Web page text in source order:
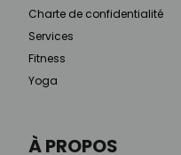
À PROPOS
Charte de confidentialité
Services
Fitness
Yoga